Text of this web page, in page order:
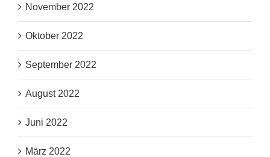
November 2022
Oktober 2022
September 2022
August 2022
Juni 2022
März 2022